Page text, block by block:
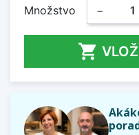
Množstvo −
